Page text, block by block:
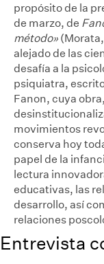
propósito de la
de marzo, de
método»
alejado de las
desafía a la
psiquiatra,
Fanon, cuya
movimientos
conserva hoy
papel de la
lectura
educativas, las
desarrollo, así
relaciones
Entrevista